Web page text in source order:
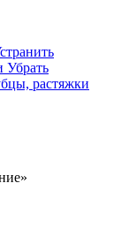
Убрать
растяжки